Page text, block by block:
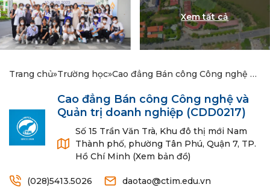
Trang chủ»Trường học»Cao đẳng Bán công Công nghệ và
Cao đẳng Bán công Công nghệ và
Quản trị doanh nghiệp (CDD0217)
Số 15 Trần Văn Trà, Khu đô thị mới Nam
Thành phố, phường Tân Phú, Quận 7, TP.
Hồ Chí Minh (Xem bản đồ)
(028)5413.5026
daotao@ctim.edu.vn